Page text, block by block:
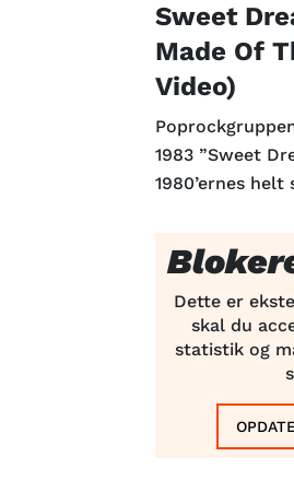
Sweet
Made Of
Video)
1983 ”Sweet
1980’ernes
Dette er
skal du
statistik og